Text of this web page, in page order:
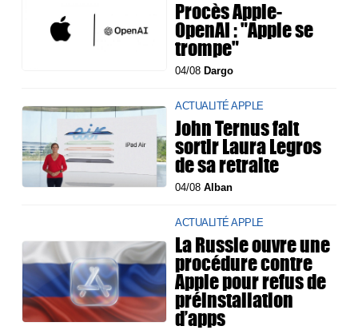
Procès Apple-
OpenAI : "Apple se
trompe"
04/08 Dargo
ACTUALITÉ APPLE
John Ternus fait
sortir Laura Legros
de sa retraite
04/08Alban
ACTUALITÉ APPLE
La Russie ouvre une
procédure contre
Apple pour refus de
préinstallation
d’apps